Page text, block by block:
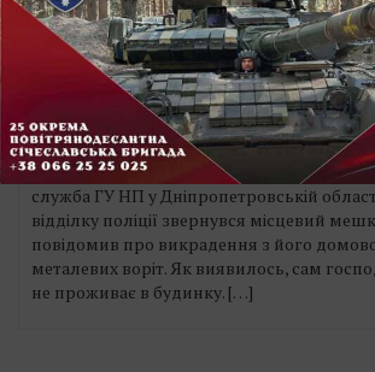
Крадуть усе: в Павлограді з
викрали металеві ворота
11.01.2018 16:08
Зловмисник скористався тим, що у
час ніхто не проживає та викрав металеві
Здобич того ж дня продав. Про це
служба ГУ НП у Дніпропетровській
відділку поліції звернувся місцевий
повідомив про викрадення з його
металевих воріт. Як виявилось, сам
не проживає в будинку. […]